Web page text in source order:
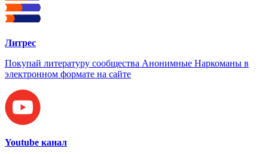
Литрес
Покупай литературу сообщества Анонимные Наркоманы в
электронном формате на сайте
Youtube канал